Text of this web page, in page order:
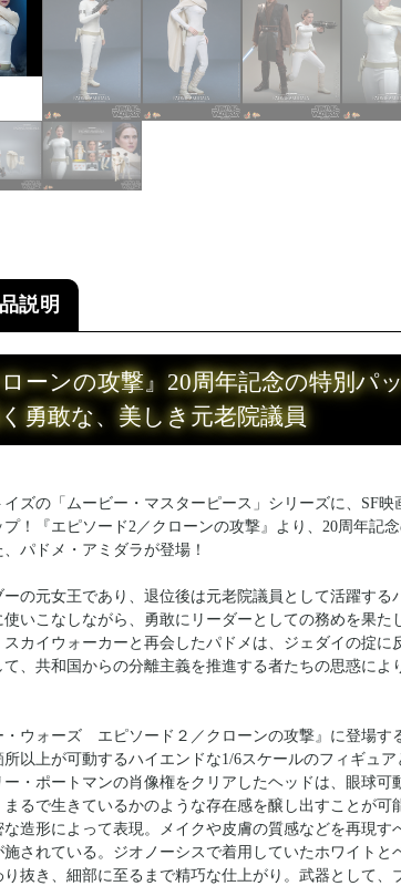
説明
ローンの攻撃』20周年記念の特別パ
勇敢な、美しき元老院議員
イズの「ムービー・マスターピース」シリーズに、SF
プ！『エピソード2／クローンの攻撃』より、20周年記
パドメ・アミダラが登場！
ーの元女王であり、退位後は元老院議員として活躍する
使いこなしながら、勇敢にリーダーとしての務めを果た
スカイウォーカーと再会したパドメは、ジェダイの掟に
て、共和国からの分離主義を推進する者たちの思惑に
・ウォーズ エピソード２／クローンの攻撃』に登場す
所以上が可動するハイエンドな1/6スケールのフィギュ
ー・ポートマンの肖像権をクリアしたヘッドは、眼球可
まるで生きているかのような存在感を醸し出すことが可
な造形によって表現。メイクや皮膚の質感などを再現す
施されている。ジオノーシスで着用していたホワイト
り抜き、細部に至るまで精巧な仕上がり。武器として、